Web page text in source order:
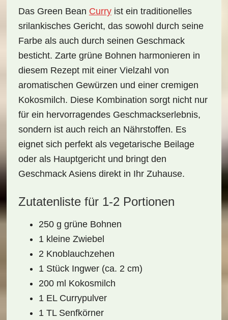
Das Green Bean Curryist ein traditionelles
srilankisches Gericht, das sowohl durch seine
Farbe als auch durch seinen Geschmack
besticht. Zarte grüne Bohnen harmonieren in
diesem Rezept mit einer Vielzahl von
aromatischen Gewürzen und einer cremigen
Kokosmilch. Diese Kombination sorgt nicht nur
für ein hervorragendes Geschmackserlebnis,
sondern ist auch reich an Nährstoffen. Es
eignet sich perfekt als vegetarische Beilage
oder als Hauptgericht und bringt den
Geschmack Asiens direkt in Ihr Zuhause.
Zutatenliste für 1-2 Portionen
250 g grüne Bohnen
1 kleine Zwiebel
2 Knoblauchzehen
1 Stück Ingwer (ca. 2 cm)
200 ml Kokosmilch
1 EL Currypulver
1 TL Senfkörner